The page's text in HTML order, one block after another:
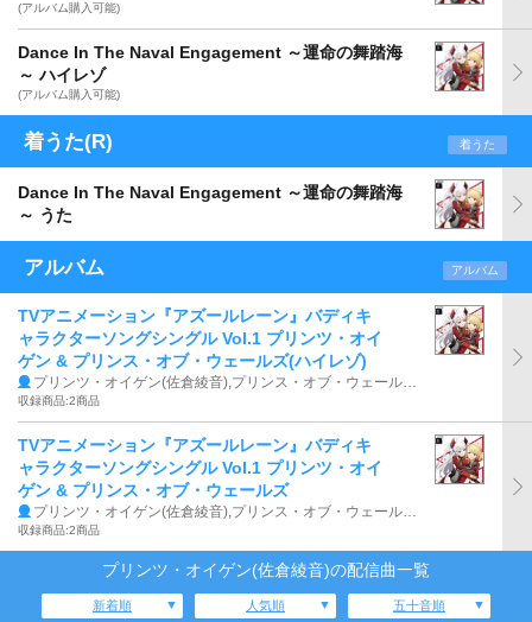
(アルバム購入可能)
Dance In The Naval Engagement ～運命の舞踏海
～ ハイレゾ
(アルバム購入可能)
着うた(R) 着うた
Dance In The Naval Engagement ～運命の舞踏海
～ うた
アルバム アルバム
TVアニメーション『アズールレーン』バディキ
ャラクターソングシングル Vol.1 プリンツ・オイ
ゲン & プリンス・オブ・ウェールズ(ハイレゾ)
プリンツ・オイゲン(佐倉綾音),プリンス・オブ・ウェールズ(橋本ちなみ)
収録商品:2商品
TVアニメーション『アズールレーン』バディキ
ャラクターソングシングル Vol.1 プリンツ・オイ
ゲン & プリンス・オブ・ウェールズ
プリンツ・オイゲン(佐倉綾音),プリンス・オブ・ウェールズ(橋本ちなみ)
収録商品:2商品
プリンツ・オイゲン(佐倉綾音)の配信曲一覧
新着順 人気順 五十音順